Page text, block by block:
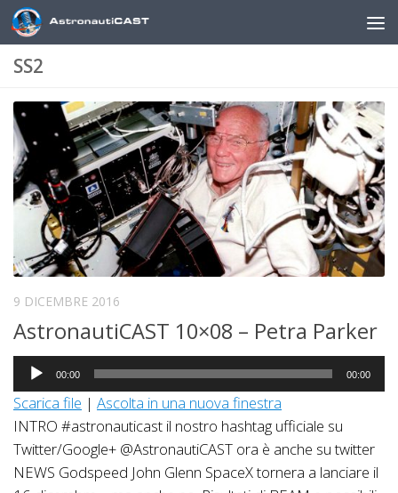
Sotto il contenuto
SS2
9 DICEMBRE 2016
AstronautiCAST 10×08 – Petra Parker
Audio
Player
00:00 00:00
Scarica file | Ascolta in una nuova finestra
INTRO #astronauticast il nostro hashtag ufficiale su
Twitter/Google+ @AstronautiCAST ora è anche su twitter
NEWS Godspeed John Glenn SpaceX tornera a lanciare il